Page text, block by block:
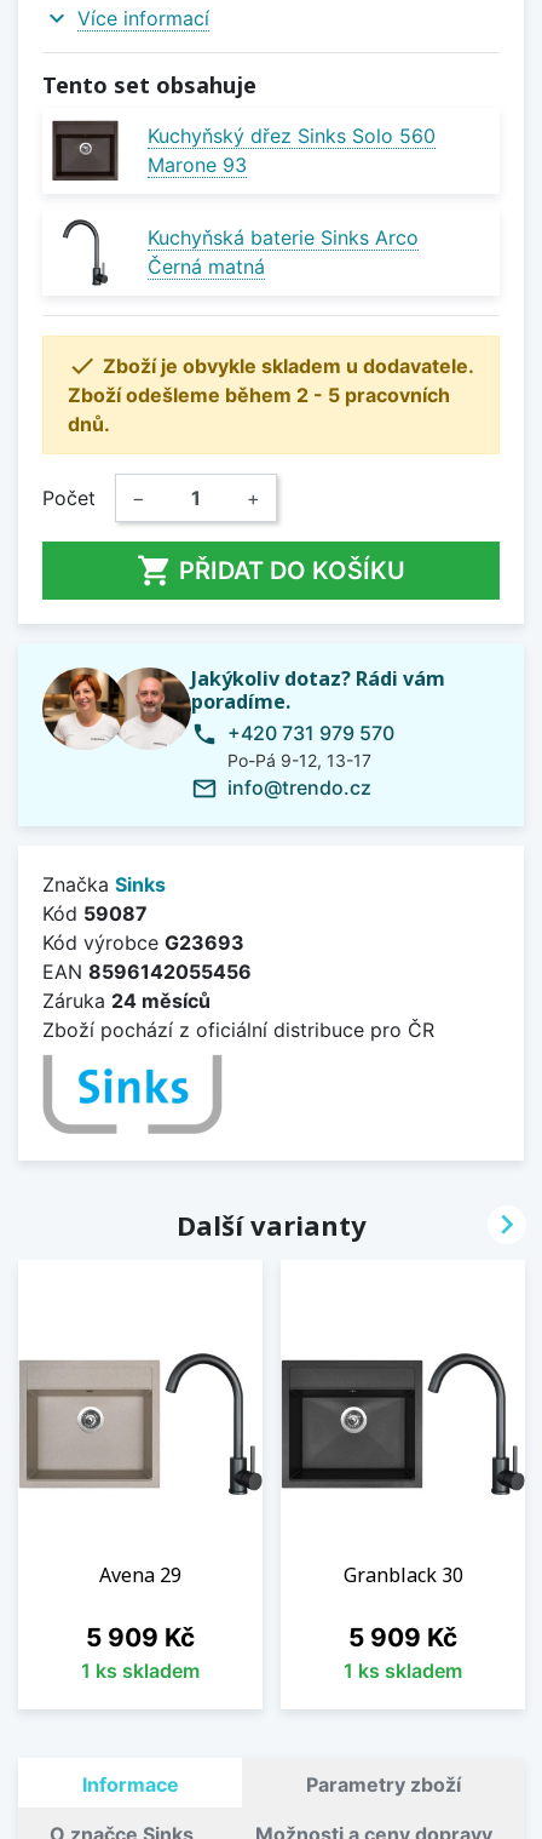
expand_more Více informací
Tento set obsahuje
Kuchyňský dřez Sinks Solo 560
Marone 93
Kuchyňská baterie Sinks Arco
Černá matná
 Zboží je obvykle skladem u dodavatele.
Zboží odešleme během 2 - 5 pracovních
dnů.
Počet − +
 PŘIDAT DO KOŠÍKU
Jakýkoliv dotaz? Rádi vám
poradíme.
phone +420 731 979 570
Po-Pá 9-12, 13-17
mail_outline info@trendo.cz
Značka Sinks
Kód 59087
Kód výrobce G23693
EAN 8596142055456
Záruka 24 měsíců
Zboží pochází z oficiální distribuce pro ČR
Další varianty
Avena 29
Cena
5 909 Kč
1 ks skladem
Granblack 30
Cena
5 909 Kč
1 ks skladem

Informace Parametry zboží
O značce Sinks Možnosti a ceny dopravy